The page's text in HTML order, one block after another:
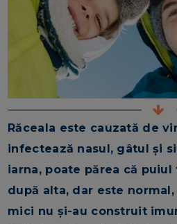
Răceala este cauzată de
infectează nasul, gâtul și
iarna, poate părea că puiul
după alta, dar este
mici nu și-au construit